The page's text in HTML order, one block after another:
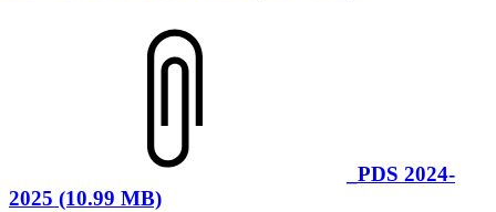
_PDS 2024-
2025 (10.99 MB)